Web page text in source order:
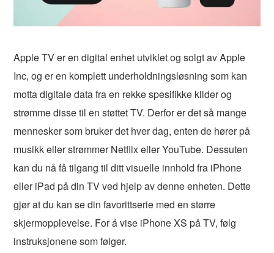
Apple TV er en digital enhet utviklet og solgt av Apple
Inc, og er en komplett underholdningsløsning som kan
motta digitale data fra en rekke spesifikke kilder og
strømme disse til en støttet TV. Derfor er det så mange
mennesker som bruker det hver dag, enten de hører på
musikk eller strømmer Netflix eller YouTube. Dessuten
kan du nå få tilgang til ditt visuelle innhold fra iPhone
eller iPad på din TV ved hjelp av denne enheten. Dette
gjør at du kan se din favorittserie med en større
skjermopplevelse. For å vise iPhone XS på TV, følg
instruksjonene som følger.